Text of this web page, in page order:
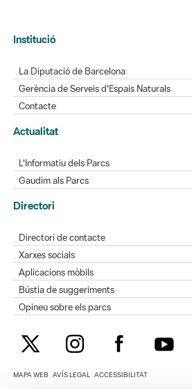
Institució
La Diputació de Barcelona
Gerència de Serveis d'Espais Naturals
Contacte
Actualitat
L'Informatiu dels Parcs
Gaudim als Parcs
Directori
Directori de contacte
Xarxes socials
Aplicacions mòbils
Bústia de suggeriments
Opineu sobre els parcs
MAPA WEB AVÍS LEGAL ACCESSIBILITAT